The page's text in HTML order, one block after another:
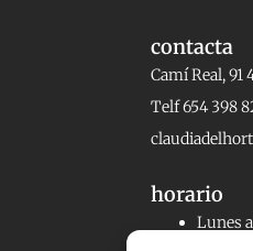
contacta
Camí Real, 91
Telf 654 398
horario
Lunes a